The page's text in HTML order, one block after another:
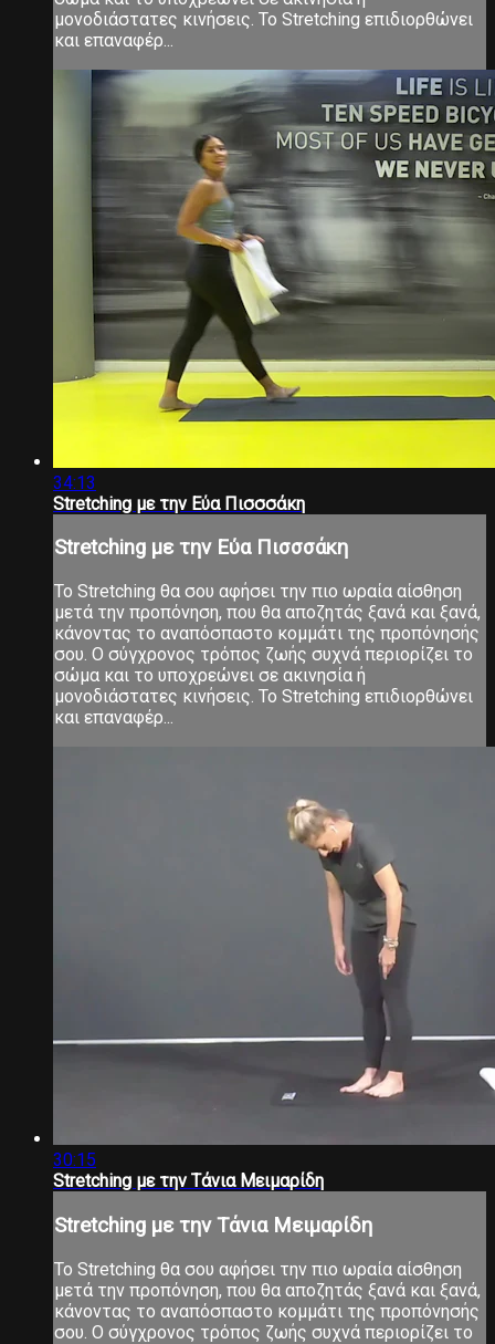
μονοδιάστατες κινήσεις. Το Stretching επιδιορθώνει
και επαναφέρ...
34:13
Stretching με την Εύα Πισσσάκη
Stretching με την Εύα Πισσσάκη
Το Stretching θα σου αφήσει την πιο ωραία αίσθηση
μετά την προπόνηση, που θα αποζητάς ξανά και ξανά,
κάνοντας το αναπόσπαστο κομμάτι της προπόνησής
σου. Ο σύγχρονος τρόπος ζωής συχνά περιορίζει το
σώμα και το υποχρεώνει σε ακινησία ή
μονοδιάστατες κινήσεις. Το Stretching επιδιορθώνει
και επαναφέρ...
30:15
Stretching με την Τάνια Μειμαρίδη
Stretching με την Τάνια Μειμαρίδη
Το Stretching θα σου αφήσει την πιο ωραία αίσθηση
μετά την προπόνηση, που θα αποζητάς ξανά και ξανά,
κάνοντας το αναπόσπαστο κομμάτι της προπόνησής
σου. Ο σύγχρονος τρόπος ζωής συχνά περιορίζει το